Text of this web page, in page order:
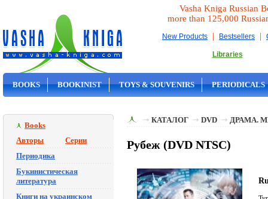
Vasha Kniga Russian
more than 125,000
New Products | Bestsellers |
Libraries
BOOKS BOOKINIST TOYS & SOUVENIRS PERIODICALS
Books
Авторы
Серии
Периодика
Букинистическая
литература
Книги на украинском
КАТАЛОГ DVD ДРАМА.
Рубеж (DVD NTSC)